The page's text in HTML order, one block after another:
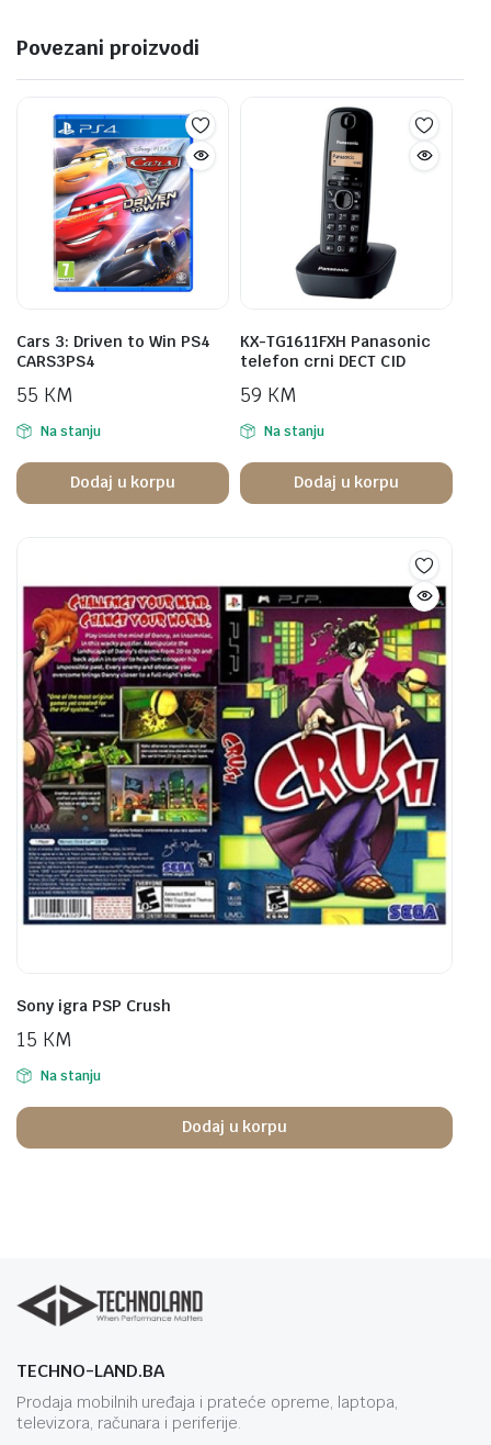
Povezani proizvodi
Cars 3: Driven to Win PS4
CARS3PS4
55 KM
Na stanju
Dodaj u korpu
KX-TG1611FXH Panasonic
telefon crni DECT CID
59 KM
Na stanju
Dodaj u korpu
Sony igra PSP Crush
15 KM
Na stanju
Dodaj u korpu
TECHNO-LAND.BA
Prodaja mobilnih uređaja i prateće opreme, laptopa,
televizora, računara i periferije.